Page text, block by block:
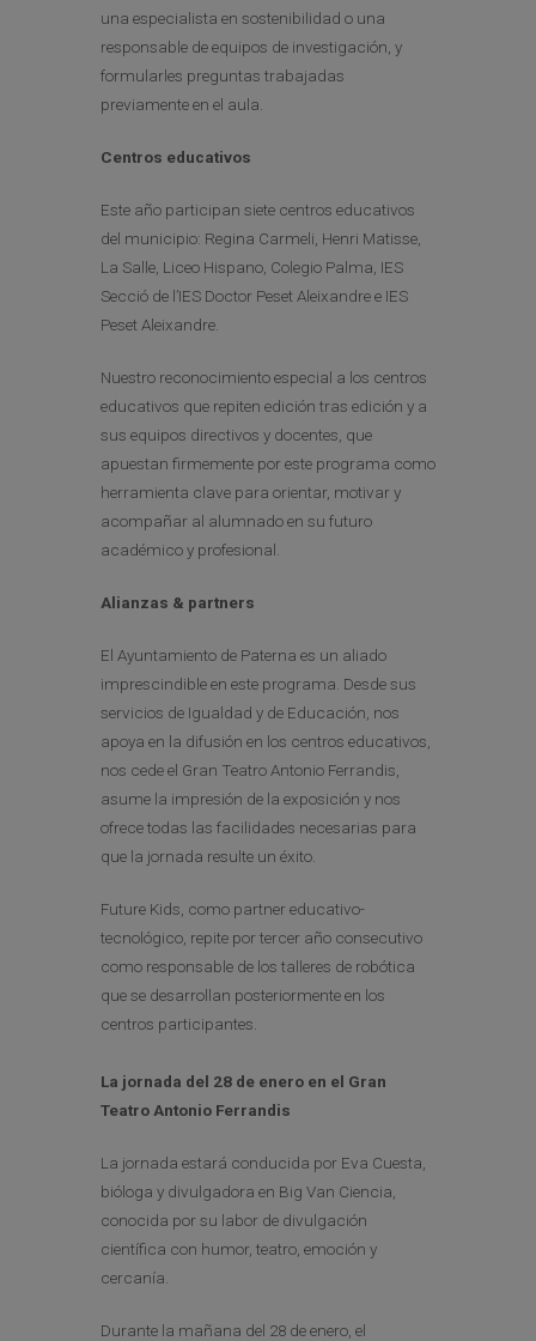
una especialista en sostenibilidad o una
responsable de equipos de investigación, y
formularles preguntas trabajadas
previamente en el aula.
Centros educativos
Este año participan siete centros educativos
del municipio: Regina Carmeli, Henri Matisse,
La Salle, Liceo Hispano, Colegio Palma, IES
Secció de l’IES Doctor Peset Aleixandre e IES
Peset Aleixandre.
Nuestro reconocimiento especial a los centros
educativos que repiten edición tras edición y a
sus equipos directivos y docentes, que
apuestan firmemente por este programa como
herramienta clave para orientar, motivar y
acompañar al alumnado en su futuro
académico y profesional.
Alianzas & partners
El Ayuntamiento de Paterna es un aliado
imprescindible en este programa. Desde sus
servicios de Igualdad y de Educación, nos
apoya en la difusión en los centros educativos,
nos cede el Gran Teatro Antonio Ferrandis,
asume la impresión de la exposición y nos
ofrece todas las facilidades necesarias para
que la jornada resulte un éxito.
Future Kids, como partner educativo-
tecnológico, repite por tercer año consecutivo
como responsable de los talleres de robótica
que se desarrollan posteriormente en los
centros participantes.
La jornada del 28 de enero en el Gran
Teatro Antonio Ferrandis
La jornada estará conducida por Eva Cuesta,
bióloga y divulgadora en Big Van Ciencia,
conocida por su labor de divulgación
científica con humor, teatro, emoción y
cercanía.
Durante la mañana del 28 de enero, el